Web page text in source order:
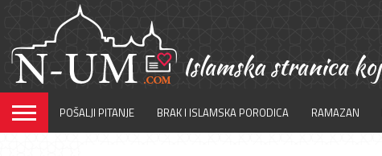
POŠALJI PITANJE BRAK I ISLAMSKA PORODICA RAMAZAN